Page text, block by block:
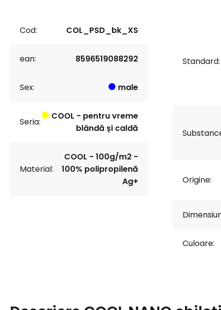
Cod: COL_PSD_bk_XS
ean: 8596519088292
Sex: male
Seria:
COOL - pentru vreme
blândă și caldă
Material:
COOL - 100g/m2 -
100% polipropilenă
Ag+
Standard:
Origine:
Culoare: